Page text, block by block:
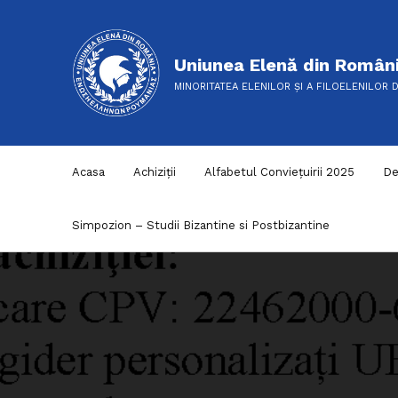
Uniunea Elenă din
MINORITATEA ELENILOR ȘI A FILOELENILOR
Acasa Achiziții Alfabetul Conviețuirii 2025
Simpozion – Studii Bizantine si Postbizantine